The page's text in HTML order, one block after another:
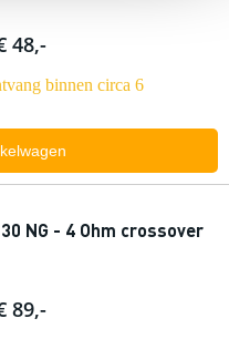
48,-
binnen circa 6
NG - 4 Ohm crossover
89,-